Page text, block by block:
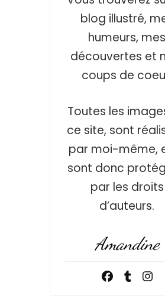
blog illustré,
humeurs, mes
découvertes et
coups de
Toutes les
ce site, sont
par moi-même,
sont donc
par les droits
d’auteurs.
Amandine